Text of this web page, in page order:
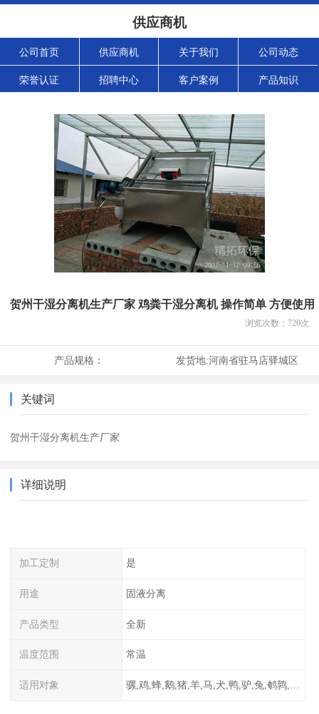
供应商机
公司首页 供应商机 关于我们 公司动态
荣誉认证 招聘中心 客户案例 产品知识
贺州干湿分离机生产厂家 鸡粪干湿分离机 操作简单 方便使用
浏览次数： 720次
产品规格： 发货地:河南省驻马店驿城区
关键词
贺州干湿分离机生产厂家
详细说明
加工定制 是
用途 固液分离
产品类型 全新
温度范围 常温
适用对象 骡,鸡,蜂,鹅,猪,羊,马,犬,鸭,驴,兔,鹌鹑,牛,鸽